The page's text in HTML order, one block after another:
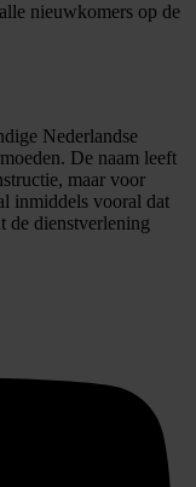
nieuwkomers op de
Nederlandse
De naam leeft
maar voor
inmiddels vooral dat
de dienstverlening